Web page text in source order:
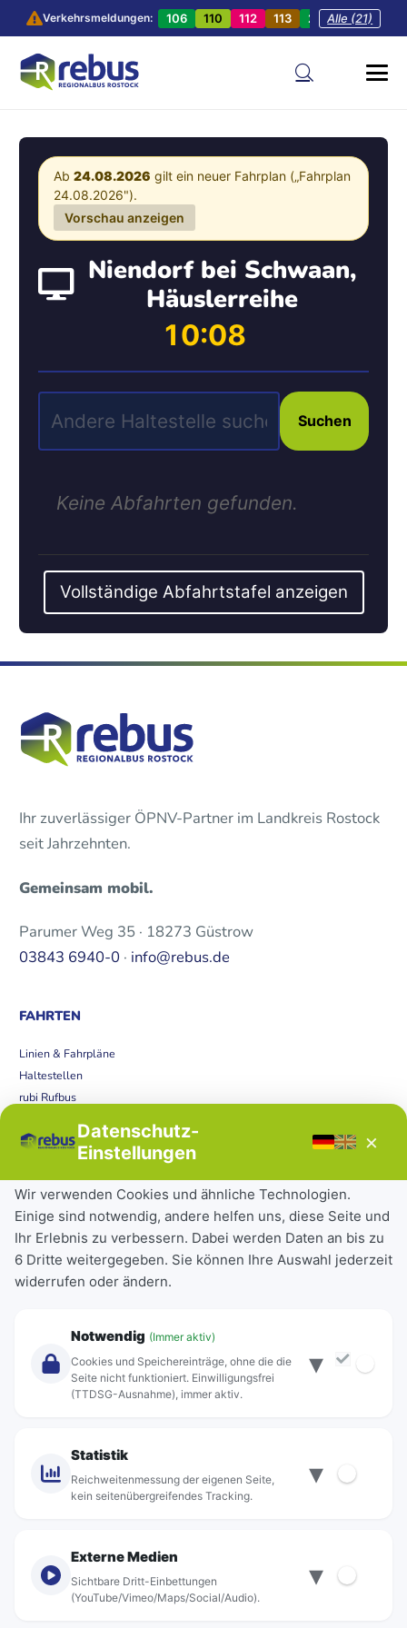
Verkehrsmeldungen: 106 110 112 113 201 202
Alle (21)
Ab 24.08.2026 gilt ein neuer Fahrplan („Fahrplan
24.08.2026").
Vorschau anzeigen
Niendorf bei Schwaan,
Häuslerreihe
10:08
Suchen
Keine Abfahrten gefunden.
Vollständige Abfahrtstafel anzeigen
Ihr zuverlässiger ÖPNV-Partner im Landkreis Rostock
seit Jahrzehnten.
Gemeinsam mobil.
Parumer Weg 35 · 18273 Güstrow
03843 6940-0 · info@rebus.de
FAHRTEN
Linien & Fahrpläne
Haltestellen
rubi Rufbus
Störungen
Tickets & Tarife
Deutschlandticket
Schülerkarte
Einzeltickets
Abonnements
Über Rebus
Standorte
© rebus Regionalbus Rostock GmbH
Datenschutz-
Einstellungen
×
Wir verwenden Cookies und ähnliche Technologien.
Einige sind notwendig, andere helfen uns, diese Seite und
Ihr Erlebnis zu verbessern. Dabei werden Daten an bis zu
6 Dritte weitergegeben. Sie können Ihre Auswahl jederzeit
widerrufen oder ändern.
Notwendig (Immer aktiv)
Cookies und Speichereinträge, ohne die die
Seite nicht funktioniert. Einwilligungsfrei
(TTDSG-Ausnahme), immer aktiv.
▾
Statistik
Reichweitenmessung der eigenen Seite,
kein seitenübergreifendes Tracking.
▾
Externe Medien
Sichtbare Dritt-Einbettungen
(YouTube/Vimeo/Maps/Social/Audio).
▾